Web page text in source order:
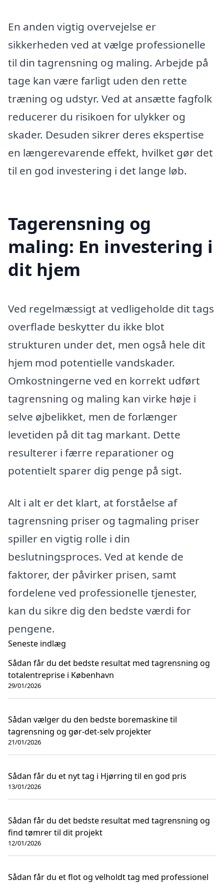
En anden vigtig overvejelse er
sikkerheden ved at vælge professionelle
til din tagrensning og maling. Arbejde på
tage kan være farligt uden den rette
træning og udstyr. Ved at ansætte fagfolk
reducerer du risikoen for ulykker og
skader. Desuden sikrer deres ekspertise
en længerevarende effekt, hvilket gør det
til en god investering i det lange løb.
Tagerensning og
maling: En investering i
dit hjem
Ved regelmæssigt at vedligeholde dit tags
overflade beskytter du ikke blot
strukturen under det, men også hele dit
hjem mod potentielle vandskader.
Omkostningerne ved en korrekt udført
tagrensning og maling kan virke høje i
selve øjbelikket, men de forlænger
levetiden på dit tag markant. Dette
resulterer i færre reparationer og
potentielt sparer dig penge på sigt.
Alt i alt er det klart, at forståelse af
tagrensning priser og tagmaling priser
spiller en vigtig rolle i din
beslutningsproces. Ved at kende de
faktorer, der påvirker prisen, samt
fordelene ved professionelle tjenester,
kan du sikre dig den bedste værdi for
pengene.
Seneste indlæg
Sådan får du det bedste resultat med tagrensning og
totalentreprise i København
29/01/2026
Sådan vælger du den bedste boremaskine til
tagrensning og gør-det-selv projekter
21/01/2026
Sådan får du et nyt tag i Hjørring til en god pris
13/01/2026
Sådan får du det bedste resultat med tagrensning og
find tømrer til dit projekt
12/01/2026
Sådan får du et flot og velholdt tag med professionel